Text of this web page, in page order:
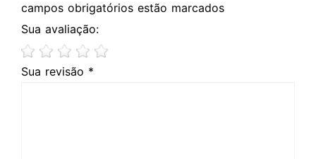
campos obrigatórios estão marcados
Sua avaliação:
Sua revisão *